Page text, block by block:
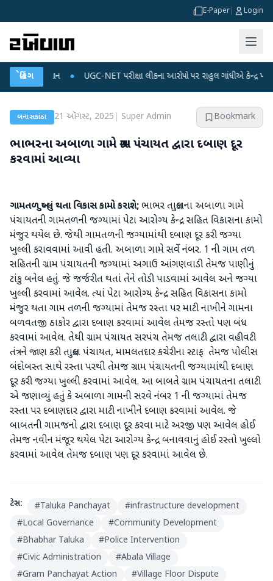
E-Paper Login
બ્રેકિંગ
પ્લાન UGC-NET પરીક્ષા લીકના આરોપો પર રાહુલ ગાંધીએ કેન્દ્ર પર પ્રહાર કર્યા
બનાસકાંઠા 21 ઑગસ્ટ, 2025 Super Admin Bookmark
ભાભરના અબાળા ગામે ગ્રામ પંચાયત દ્વારા દબાણ દૂર
કરવામાં આવ્યા
ગામતળ ખુલ્લું થતા વિકાસ કામો કરાશે;ભાભર તાલુકાના અબાળા ગામે
પંચાયતની ગામતળની જગ્યામાં પેટા આરોગ્ય કેન્દ્ર સહિત વિકાસના કામો
મંજુર થયેલ છે. જેથી ગામતળની જગ્યામાંથી દબાણ દૂર કરી જગ્યા
ખુલ્લી કરાવવામાં આવી હતી. અબાળા ગામે સર્વે નંબર. 1 ની ગામ તળ
સહિતની ગ્રામ પંચાયતની જગ્યામાં અગાઉ આંગણવાડી તેમજ પાણીનું
ટાંકુ બનેલ હતું. જે જર્જરીત થતાં તેને તોડી પાડવામાં આવેલ અને જગ્યા
ખુલ્લી કરવામાં આવેલ. ત્યાં પેટા આરોગ્ય કેન્દ્ર સહિત વિકાસના કામો
મંજુર થતા ગામ તળની જગ્યામાં તેમજ રસ્તા પર માટી નાખીને ગામના
બળવતજી ઠાકોર દ્વારા દબાણ કરવામાં આવેલ તેમજ રસ્તો પણ બંધ
કરવામાં આવેલ. તેથી ગ્રામ પંચાયત સરપંચ તેમજ તલાટી દ્વારા વહીવટી
તંત્રને જાણ કરી તાલુકા પંચાયત, મામલતદાર કચેરીના સ્ટાફ તેમજ પોલીસ
બંદોબસ્ત સાથે રસ્તા પરથી તેમજ ગ્રામ પંચાયતની જગ્યામાંથી દબાણ
દૂર કરી જગ્યા ખુલ્લી કરવામાં આવેલ. આ બાબતે ગ્રામ પંચાયતના તલાટી
એ જણાવ્યું હતું કે અબાળા ગામની સરવે નંબર 1 ની જગ્યામાં તેમજ
રસ્તા પર દબાણદાર દ્વારા માટી નાખીને દબાણ કરવામાં આવેલ. જે
બાબતની ગામજનો દ્વારા દબાણ દૂર કરવા માટે અરજી પણ આવેલ હોઈ
તેમજ નવીન મંજૂર થયેલ પેટા આરોગ્ય કેન્દ્ર બનાવવાનું હોઈ રસ્તો ખુલ્લો
કરવામાં આવેલ તેમજ દબાણ પણ દૂર કરવામાં આવેલ છે.
ટેગ્સ: #Taluka Panchayat #infrastructure development
#Local Governance #Community Development
#Bhabhar Taluka #Police Intervention
#Civic Administration #Abala Village
#Gram Panchayat Action #Village Floor Dispute